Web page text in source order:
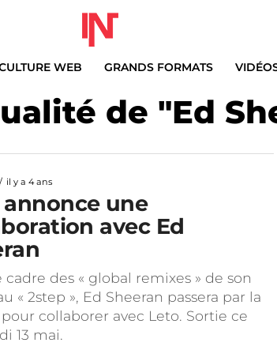
WEB GRANDS FORMATS
de "Ed
il y a 4 ans
annonce une
avec Ed
cadre des « global remixes » de son
« 2step », Ed Sheeran passera par la
pour collaborer avec Leto. Sortie ce
13 mai.